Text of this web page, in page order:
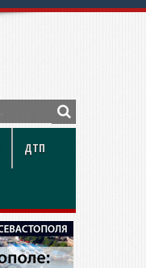
ДТП